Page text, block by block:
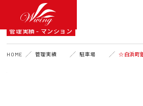
A DETAIL
管理実績 - マンション
HOME 管理実績 駐車場 ☆白浜町